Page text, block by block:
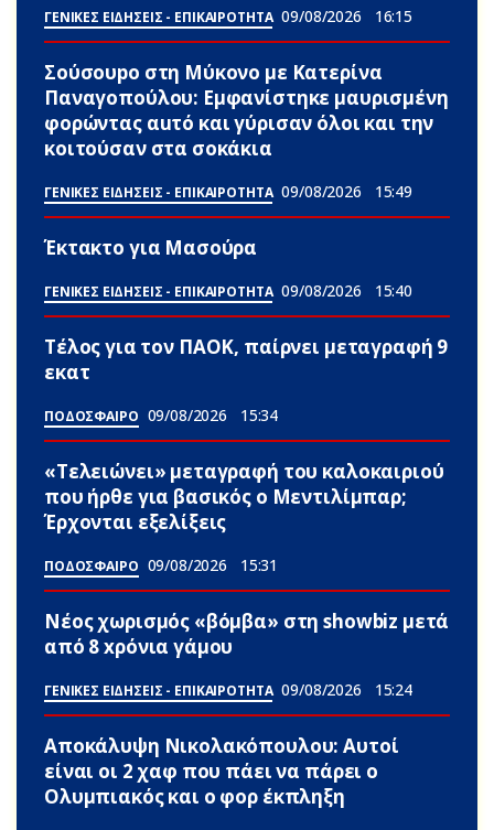
ΓΕΝΙΚΕΣ ΕΙΔΗΣΕΙΣ - ΕΠΙΚΑΙΡΟΤΗΤΑ 09/08/2026 16:15
Σούσουpο στη Μύκονο με Κατερίνα
Παναγοπούλου: Εμφανίστηκε μαυρισμένη
φορώντας αuτό και γύρισαν όλοι και την
κοιτούσαν στα σοκάκια
ΓΕΝΙΚΕΣ ΕΙΔΗΣΕΙΣ - ΕΠΙΚΑΙΡΟΤΗΤΑ 09/08/2026 15:49
Έκτακτο για Μασούρα
ΓΕΝΙΚΕΣ ΕΙΔΗΣΕΙΣ - ΕΠΙΚΑΙΡΟΤΗΤΑ 09/08/2026 15:40
Τέλος για τον ΠΑΟΚ, παίρνει μεταγραφή 9
εκατ
ΠΟΔΟΣΦΑΙΡΟ 09/08/2026 15:34
«Τελειώνει» μεταγραφή του καλοκαιριού
που ήρθε για βασικός ο Μεντιλίμπαρ;
Έρχονται εξελίξεις
ΠΟΔΟΣΦΑΙΡΟ 09/08/2026 15:31
Νέος χωρισμός «βόμβα» στη showbiz μετά
από 8 xρόνια γάμου
ΓΕΝΙΚΕΣ ΕΙΔΗΣΕΙΣ - ΕΠΙΚΑΙΡΟΤΗΤΑ 09/08/2026 15:24
Αποκάλυψη Νικολακόπουλου: Αυτοί
είναι οι 2 χαφ που πάει να πάρει ο
Ολυμπιακός και ο φορ έκπληξη